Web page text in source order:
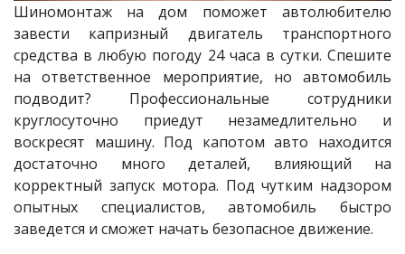
Шиномонтаж на дом поможет автолюбителю
завести капризный двигатель транспортного
средства в любую погоду 24 часа в сутки. Спешите
на ответственное мероприятие, но автомобиль
подводит? Профессиональные сотрудники
круглосуточно приедут незамедлительно и
воскресят машину. Под капотом авто находится
достаточно много деталей, влияющий на
корректный запуск мотора. Под чутким надзором
опытных специалистов, автомобиль быстро
заведется и сможет начать безопасное движение.